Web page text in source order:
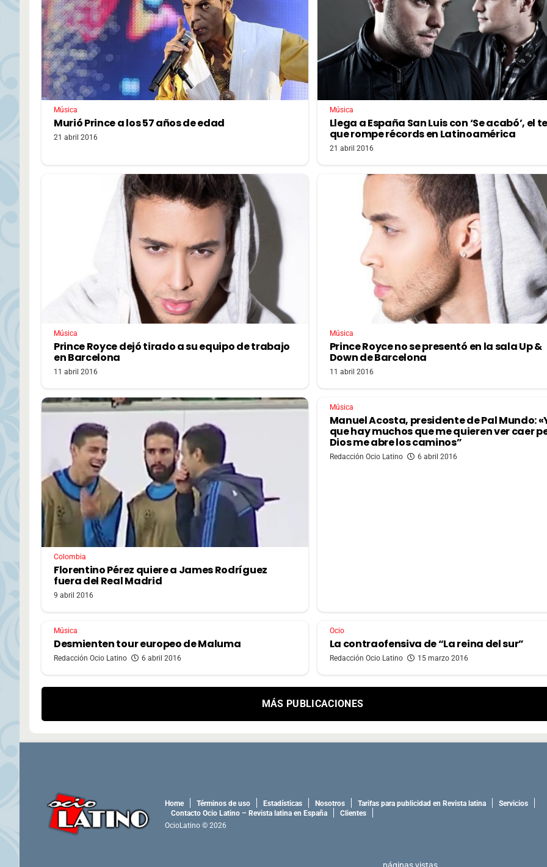
Música
Murió Prince a los 57 años de edad
21 abril 2016
Música
Llega a España San Luis con ‘Se acabó’, el
que rompe récords en Latinoamérica
21 abril 2016
Música
Prince Royce dejó tirado a su equipo de trabajo
en Barcelona
11 abril 2016
Música
Prince Royce no se presentó en la sala Up &
Down de Barcelona
11 abril 2016
Colombia
Florentino Pérez quiere a James Rodríguez
fuera del Real Madrid
9 abril 2016
Música
Manuel Acosta, presidente de Pal Mundo:
que hay muchos que me quieren ver caer
Dios me abre los caminos”
Redacción Ocio Latino 6 abril 2016
Música
Desmienten tour europeo de Maluma
Redacción Ocio Latino 6 abril 2016
Ocio
La contraofensiva de “La reina del sur”
Redacción Ocio Latino 15 marzo 2016
MÁS PUBLICACIONES
Home Términos de uso Estadísticas Nosotros Tarifas para publicidad en Revista latina
Servicios
Contacto Ocio Latino – Revista latina en España
Clientes
OcioLatino © 2026